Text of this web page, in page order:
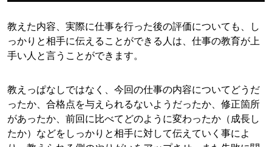
教えた内容、実際に仕事を行った後の評価についても、し
っかりと相手に伝えることができる人は、仕事の教育が上
手い人と言うことができます。
教えっぱなしではなく、今回の仕事の内容についてどうだ
ったか、合格点を与えられるないようだったか、修正箇所
があったか、前回に比べてどのように変わったか（成長し
たか）などをしっかりと相手に対して伝えていく事によ